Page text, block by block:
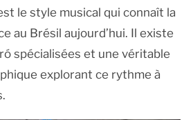
le style musical qui connaît la
au Brésil aujourd’hui. Il existe
spécialisées et une véritable
explorant ce rythme à